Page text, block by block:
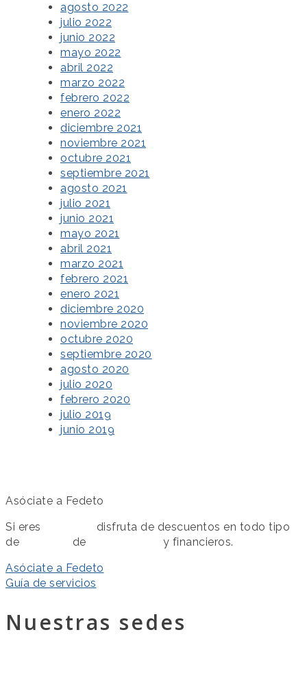
agosto 2022
julio 2022
junio 2022
mayo 2022
abril 2022
marzo 2022
febrero 2022
enero 2022
diciembre 2021
noviembre 2021
octubre 2021
septiembre 2021
agosto 2021
julio 2021
junio 2021
mayo 2021
abril 2021
marzo 2021
febrero 2021
enero 2021
diciembre 2020
noviembre 2020
octubre 2020
septiembre 2020
agosto 2020
julio 2020
febrero 2020
julio 2019
junio 2019
Asóciate a Fedeto
Si eres
disfruta de descuentos en todo tipo
de
de
y financieros.
Asóciate a Fedeto
Guía de servicios
Nuestras sedes